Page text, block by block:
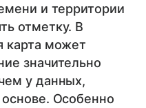
и территории
отметку. В
карта может
значительно
у данных,
Особенно